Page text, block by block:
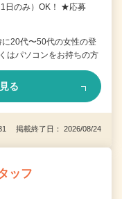
日のみ）OK！ ★応募
20代〜50代の女性の登
パソコンをお持ちの方
る
掲載終了日： 2026/08/24
ッフ